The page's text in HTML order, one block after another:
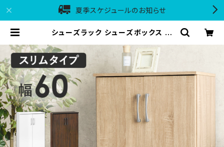
夏季スケジュールのお知らせ
シューズラック シューズボックス 下
模様替え 幅60 | 家具テイスト